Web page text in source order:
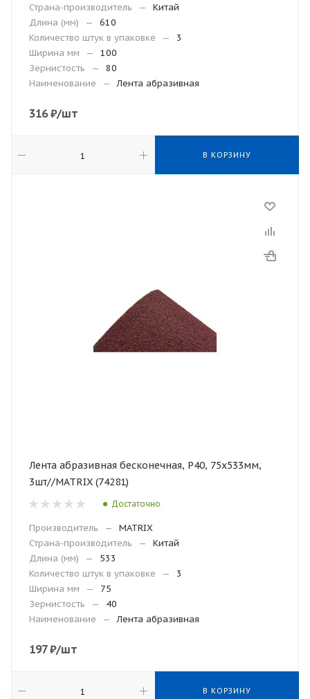
Страна-производитель
—
Китай
Длина (мм)
—
610
Количество штук в упаковке
—
3
Ширина мм
—
100
Зернистость
—
80
Наименование
— Лента абразивная
316₽/шт
В КОРЗИНУ
Лента абразивная бесконечная, Р40, 75х533мм,
3шт//MATRIX (74281)
Достаточно
Производитель —
MATRIX
Страна-производитель
—
Китай
Длина (мм)
—
533
Количество штук в упаковке
—
3
Ширина мм
—
75
Зернистость
—
40
Наименование
— Лента абразивная
197₽/шт
В КОРЗИНУ